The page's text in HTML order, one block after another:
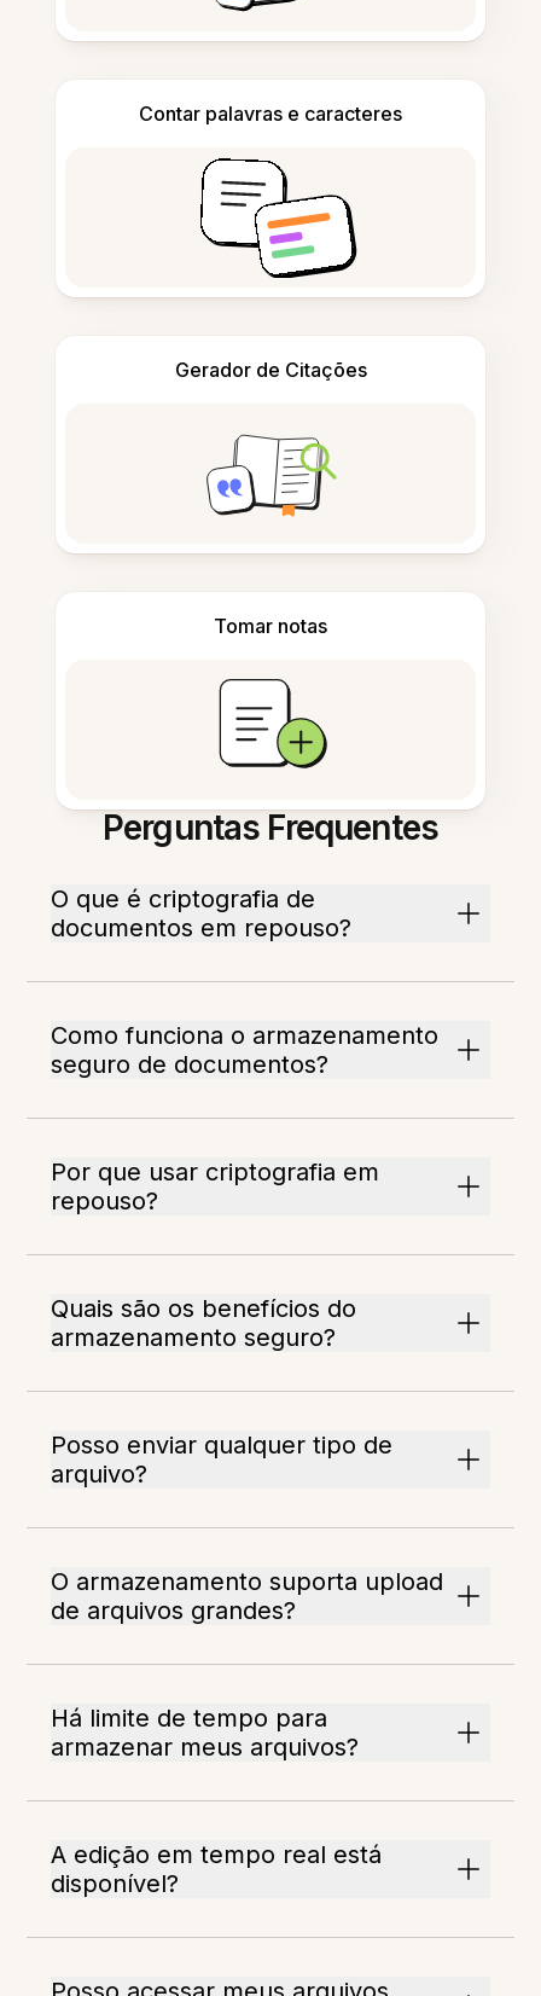
Contar palavras e caracteres
Gerador de Citações
Tomar notas
Perguntas Frequentes
O que é criptografia de
documentos em repouso?
Como funciona o armazenamento
seguro de documentos?
Por que usar criptografia em
repouso?
Quais são os benefícios do
armazenamento seguro?
Posso enviar qualquer tipo de
arquivo?
O armazenamento suporta upload
de arquivos grandes?
Há limite de tempo para
armazenar meus arquivos?
A edição em tempo real está
disponível?